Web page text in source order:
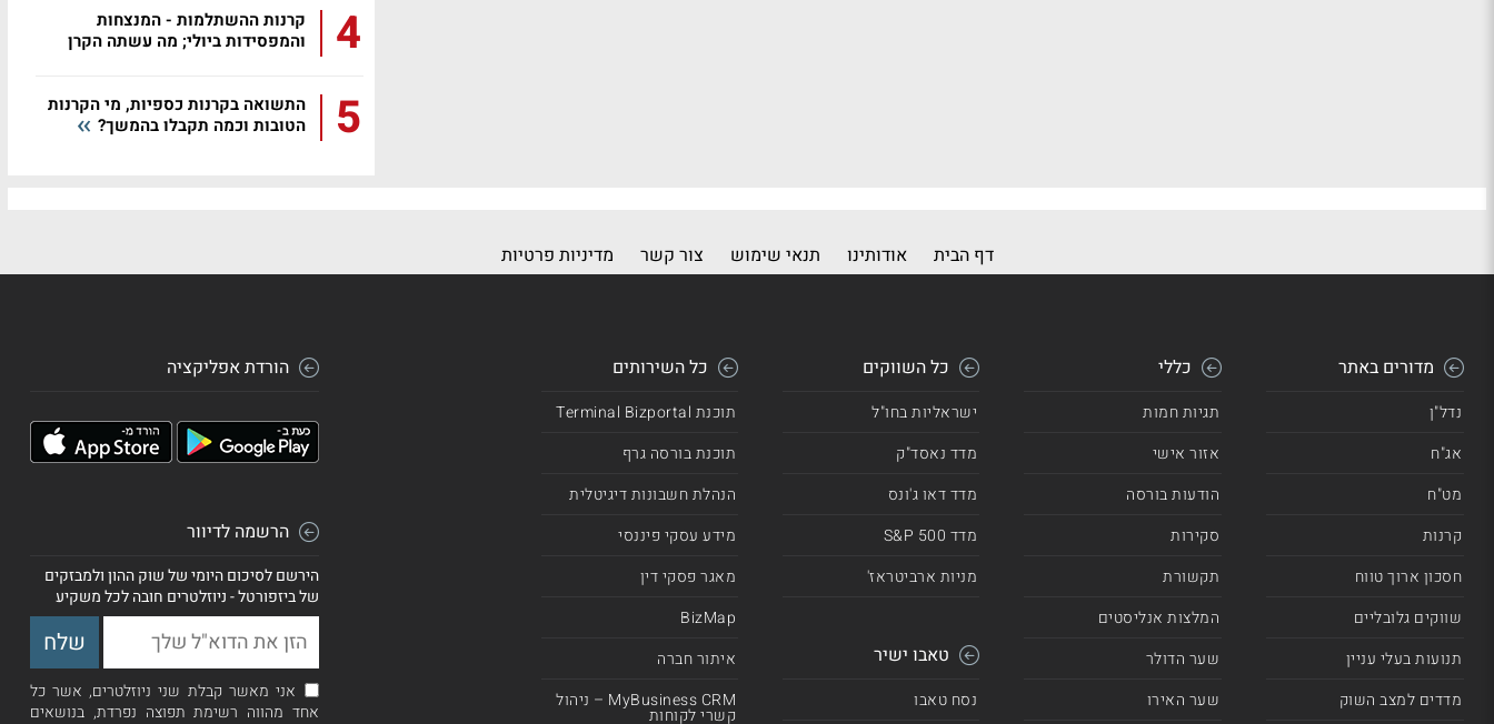
4
קרנות ההשתלמות - המנצחות
והמפסידות ביולי; מה עשתה הקרן
5
התשואה בקרנות כספיות, מי הקרנות
הטובות וכמה תקבלו בהמשך?
דף הבית אודותינו תנאי שימוש צור קשר מדיניות פרטיות
מדורים באתר
נדל"ן
אג"ח
מט"ח
קרנות
חסכון ארוך טווח
שווקים גלובליים
תנועות בעלי עניין
מדדים למצב השוק
כללי
תגיות חמות
אזור אישי
הודעות בורסה
סקירות
תקשורת
המלצות אנליסטים
שער הדולר
שער האירו
כל השווקים
ישראליות בחו"ל
מדד נאסד"ק
מדד דאו ג'ונס
מדד 500 S&P
מניות ארביטראז'
טאבו ישיר
נסח טאבו
כל השירותים
תוכנת Terminal Bizportal
תוכנת בורסה גרף
הנהלת חשבונות דיגיטלית
מידע עסקי פיננסי
מאגר פסקי דין
BizMap
איתור חברה
MyBusiness CRM – ניהול
קשרי לקוחות
הורדת אפליקציה
הרשמה לדיוור
הירשם לסיכום היומי של שוק ההון ולמבזקים
של ביזפורטל - ניוזלטרים חובה לכל משקיע
אני מאשר קבלת שני ניוזלטרים, אשר כל
אחד מהווה רשימת תפוצה נפרדת, בנושאים